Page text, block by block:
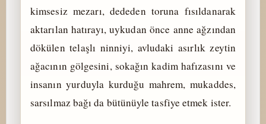
kimsesiz mezarı, dededen toruna fısıldanarak
aktarılan hatırayı, uykudan önce anne ağzından
dökülen telaşlı ninniyi, avludaki asırlık zeytin
ağacının gölgesini, sokağın kadim hafızasını ve
insanın yurduyla kurduğu mahrem, mukaddes,
sarsılmaz bağı da bütünüyle tasfiye etmek ister.